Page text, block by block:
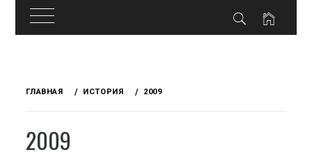
ГЛАВНАЯ ИСТОРИЯ 2009
2009